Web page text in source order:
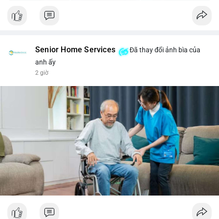
Senior Home Services
Đã thay đổi ảnh bìa của
anh ấy
2 giờ